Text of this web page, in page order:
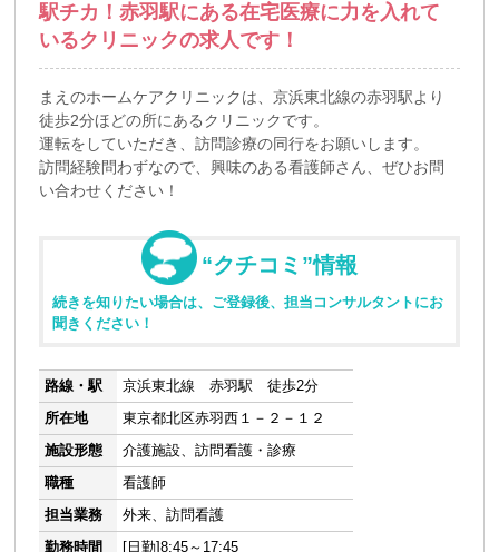
駅チカ！赤羽駅にある在宅医療に力を入れて
いるクリニックの求人です！
まえのホームケアクリニックは、京浜東北線の赤羽駅より
徒歩2分ほどの所にあるクリニックです。
運転をしていただき、訪問診療の同行をお願いします。
訪問経験問わずなので、興味のある看護師さん、ぜひお問
い合わせください！
“クチコミ”情報
続きを知りたい場合は、ご登録後、担当コンサルタントにお
聞きください！
路線・駅
京浜東北線 赤羽駅 徒歩2分
所在地
東京都北区赤羽西１－２－１２
施設形態
介護施設、訪問看護・診療
職種
看護師
担当業務
外来、訪問看護
勤務時間
[日勤]8:45～17:45